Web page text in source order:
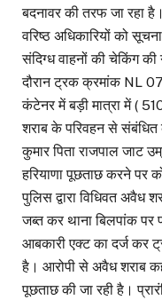
बदनावर की तरफ जा रहा
वरिष्ठ अधिकारियों को
संदिग्ध वाहनों की चेकिंग की
दौरान ट्रक क्रमांक NL
कंटेनर में बड़ी मात्रा में (
शराब के परिवहन से
कुमार पिता राजपाल जाट
हरियाणा पूछताछ करने पर
पुलिस द्वारा विधिवत अवैध
जब्त कर थाना बिलपांक
आबकारी एक्ट का दर्ज कर
है। आरोपी से अवैध शराब
पूछताछ की जा रही है।